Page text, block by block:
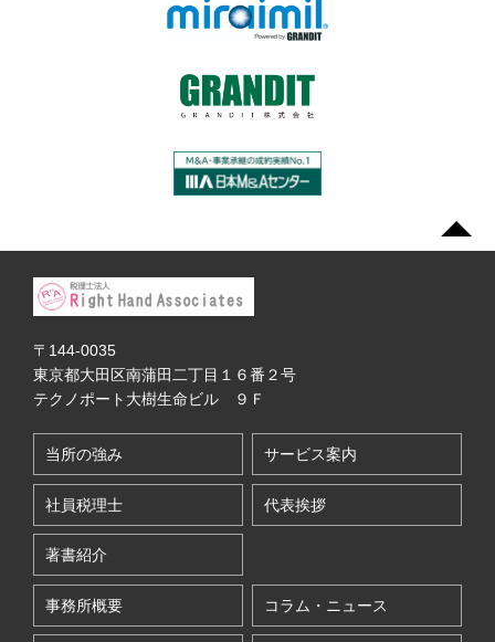
〒144-0035
東京都大田区南蒲田二丁目１６番２号
テクノポート大樹生命ビル ９Ｆ
当所の強み サービス案内
社員税理士 代表挨拶
著書紹介
事務所概要 コラム・ニュース